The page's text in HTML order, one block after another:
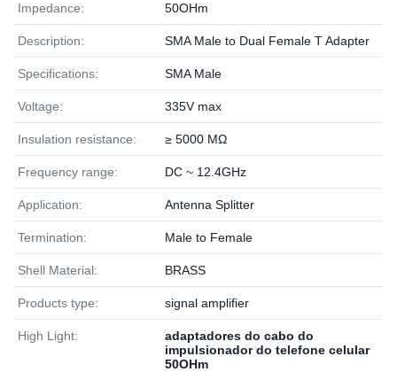
Impedance: 50OHm
Description: SMA Male to Dual Female T Adapter
Specifications: SMA Male
Voltage: 335V max
Insulation resistance: ≥ 5000 MΩ
Frequency range: DC ~ 12.4GHz
Application: Antenna Splitter
Termination: Male to Female
Shell Material: BRASS
Products type: signal amplifier
High Light:
adaptadores do cabo do
impulsionador do telefone celular
50OHm